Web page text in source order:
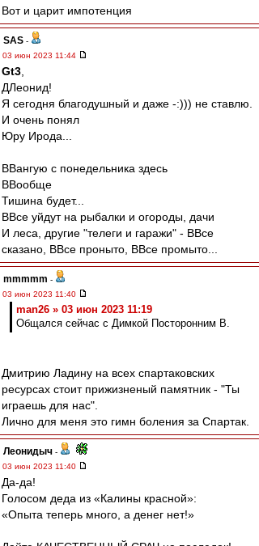
Вот и царит импотенция
SAS -
03 июн 2023 11:44
Gt3
ДЛеонид!
Я сегодня благодушный и даже -:))) не ставлю.
И очень понял
Юру Ирода...
ВВангую с понедельника здесь
ВВообще
Тишина будет...
ВВсе уйдут на рыбалки и огороды, дачи
И леса, другие "телеги и гаражи" - ВВсе
сказано, ВВсе проныто, ВВсе промыто...
mmmmm -
03 июн 2023 11:40
man26 » 03 июн 2023 11:19
Общался сейчас с Димкой Посторонним В.
Дмитрию Ладину на всех спартаковских
ресурсах стоит прижизненый памятник - "Ты
играешь для нас".
Лично для меня это гимн боления за Спартак.
Леонидыч -
03 июн 2023 11:40
Да-да!
Голосом деда из «Калины красной»:
«Опыта теперь много, а денег нет!»